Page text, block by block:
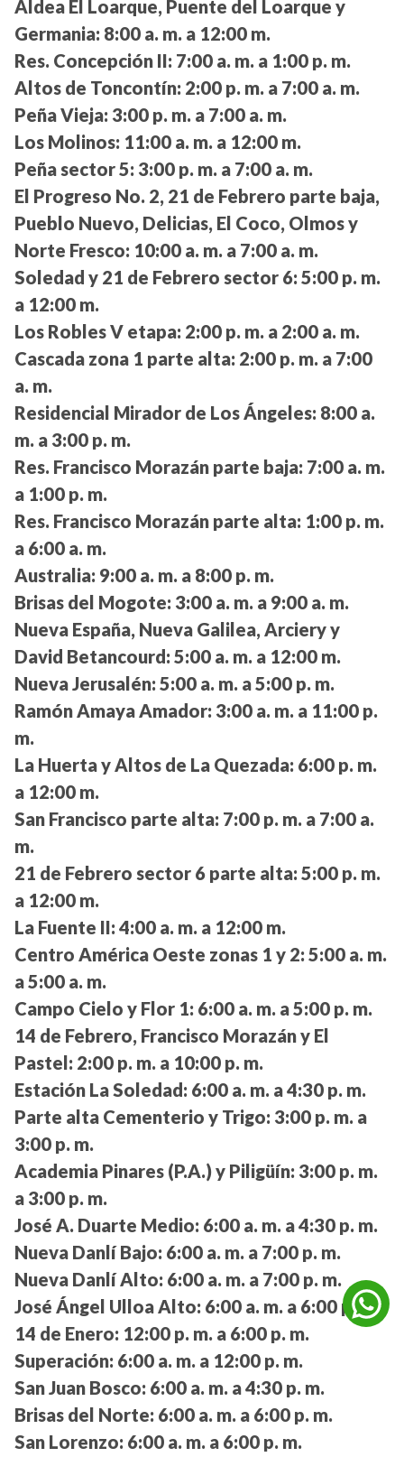
Aldea El Loarque, Puente del Loarque y
Germania: 8:00 a. m. a 12:00 m.
Res. Concepción II: 7:00 a. m. a 1:00 p. m.
Altos de Toncontín: 2:00 p. m. a 7:00 a. m.
Peña Vieja: 3:00 p. m. a 7:00 a. m.
Los Molinos: 11:00 a. m. a 12:00 m.
Peña sector 5: 3:00 p. m. a 7:00 a. m.
El Progreso No. 2, 21 de Febrero parte baja,
Pueblo Nuevo, Delicias, El Coco, Olmos y
Norte Fresco: 10:00 a. m. a 7:00 a. m.
Soledad y 21 de Febrero sector 6: 5:00 p. m.
a 12:00 m.
Los Robles V etapa: 2:00 p. m. a 2:00 a. m.
Cascada zona 1 parte alta: 2:00 p. m. a 7:00
a. m.
Residencial Mirador de Los Ángeles: 8:00 a.
m. a 3:00 p. m.
Res. Francisco Morazán parte baja: 7:00 a. m.
a 1:00 p. m.
Res. Francisco Morazán parte alta: 1:00 p. m.
a 6:00 a. m.
Australia: 9:00 a. m. a 8:00 p. m.
Brisas del Mogote: 3:00 a. m. a 9:00 a. m.
Nueva España, Nueva Galilea, Arciery y
David Betancourd: 5:00 a. m. a 12:00 m.
Nueva Jerusalén: 5:00 a. m. a 5:00 p. m.
Ramón Amaya Amador: 3:00 a. m. a 11:00 p.
m.
La Huerta y Altos de La Quezada: 6:00 p. m.
a 12:00 m.
San Francisco parte alta: 7:00 p. m. a 7:00 a.
m.
21 de Febrero sector 6 parte alta: 5:00 p. m.
a 12:00 m.
La Fuente II: 4:00 a. m. a 12:00 m.
Centro América Oeste zonas 1 y 2: 5:00 a. m.
a 5:00 a. m.
Campo Cielo y Flor 1: 6:00 a. m. a 5:00 p. m.
14 de Febrero, Francisco Morazán y El
Pastel: 2:00 p. m. a 10:00 p. m.
Estación La Soledad: 6:00 a. m. a 4:30 p. m.
Parte alta Cementerio y Trigo: 3:00 p. m. a
3:00 p. m.
Academia Pinares (P.A.) y Piligüín: 3:00 p. m.
a 3:00 p. m.
José A. Duarte Medio: 6:00 a. m. a 4:30 p. m.
Nueva Danlí Bajo: 6:00 a. m. a 7:00 p. m.
Nueva Danlí Alto: 6:00 a. m. a 7:00 p. m.
José Ángel Ulloa Alto: 6:00 a. m. a 6:00 p. m.
14 de Enero: 12:00 p. m. a 6:00 p. m.
Superación: 6:00 a. m. a 12:00 p. m.
San Juan Bosco: 6:00 a. m. a 4:30 p. m.
Brisas del Norte: 6:00 a. m. a 6:00 p. m.
San Lorenzo: 6:00 a. m. a 6:00 p. m.